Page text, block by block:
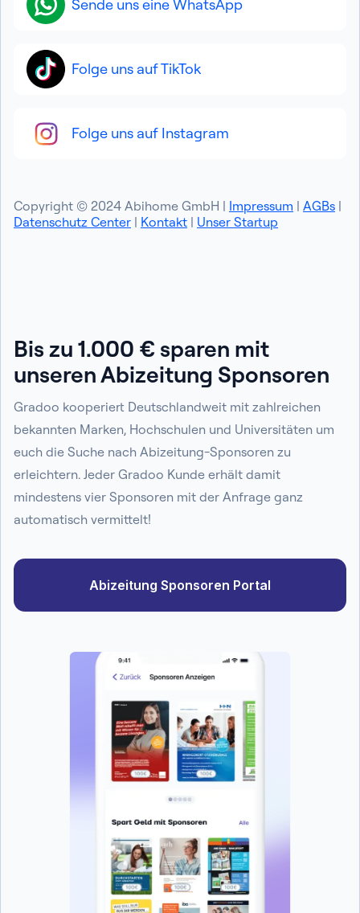
Sende uns eine WhatsApp
Folge uns auf TikTok
Folge uns auf Instagram
Copyright © 2024 Abihome GmbH | Impressum | AGBs |
Datenschutz Center | Kontakt | Unser Startup
Bis zu 1.000 € sparen mit
unseren Abizeitung Sponsoren
Gradoo kooperiert Deutschlandweit mit zahlreichen
bekannten Marken, Hochschulen und Universitäten um
euch die Suche nach Abizeitung-Sponsoren zu
erleichtern. Jeder Gradoo Kunde erhält damit
mindestens vier Sponsoren mit der Anfrage ganz
automatisch vermittelt!
Abizeitung Sponsoren Portal